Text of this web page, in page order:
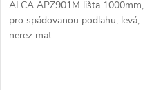
k
u
k
ALCA APZ901M lišta 1000mm,
pro spádovanou podlahu, levá,
nerez mat